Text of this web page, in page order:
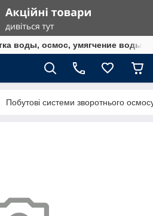
воды, осмос, умягчение воды,
Побутові системи зворотнього